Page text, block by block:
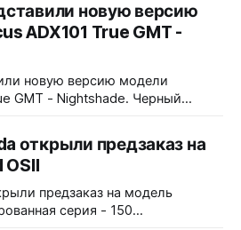
новую версию
ADX101 True GMT -
новую версию модели
GMT - Nightshade. Черный
40x12,4x47,75 мм.
904L, опционально ремешок
стекло спереди и сзади с
Безель двунаправленный на
открыли предзаказ на
предзаказ на модель
серия - 150